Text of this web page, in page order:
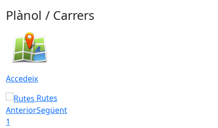
Plànol / Carrers
Accedeix
Rutes
AnteriorSegüent
1